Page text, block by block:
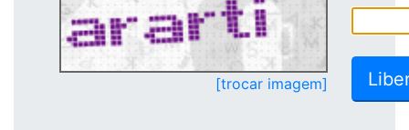
[trocar imagem]